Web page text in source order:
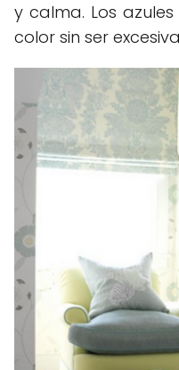
y calma. Los
color sin ser